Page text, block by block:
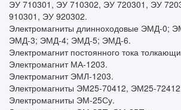
ЭУ 710301, ЭУ 710302, ЭУ 720301, ЭУ
910301, ЭУ 920302.
Электромагниты длинноходовые ЭМД-0;
ЭМД-3; ЭМД-4; ЭМД-5; ЭМД-6.
Электромагнит постоянного тока
Электромагнит МА-1203.
Электромагнит ЭМЛ-1203.
Электромагниты ЭМ25-70412, ЭМ25-
Электромагниты ЭМ-25Су.